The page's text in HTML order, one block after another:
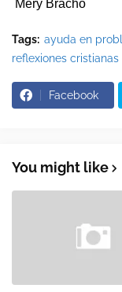
Mery Bracho​
Tags: ayuda en
reflexiones
Facebook
You might like